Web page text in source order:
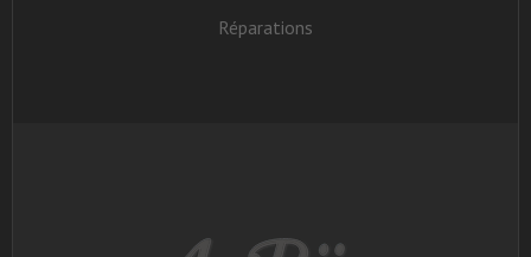
Réparations